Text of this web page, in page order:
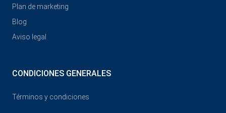
Plan de marketing
Blog
Aviso legal
CONDICIONES GENERALES
Términos y condiciones